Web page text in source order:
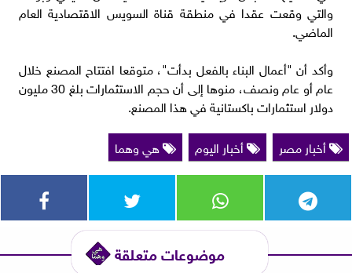
والتي وقعت عقدا في منطقة قناة السويس الاقتصادية العام
الماضي.
وأكد أن "أعمال البناء بالفعل بدأت"، متوقعا افتتاح المصنع خلال
عام أو عام ونصف، منوها إلى أن حجم الاستثمارات بلغ 30 مليون
دولار استثمارات باكستانية في هذا المصنع.
أخبار مصر
أخبار اليوم هي وهما
موضوعات متعلقة